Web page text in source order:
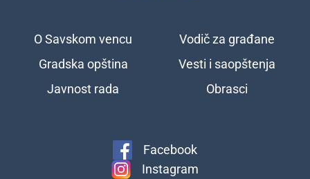
Подножје
O Savskom vencu
Gradska opština
Javnost rada
Vodič za građane
Vesti i saopštenja
Obrasci
Facebook
Instagram